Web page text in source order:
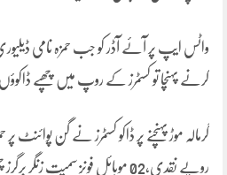
واٹس ایپ پر آئے آڈر کو جب حمزہ نامی
کرنے پہنچا تو کسٹمرز کے روپ میں چھپے
روپے نقدی،02 موبائل فونز سمیت زنگر برگرز چھین لئے ،